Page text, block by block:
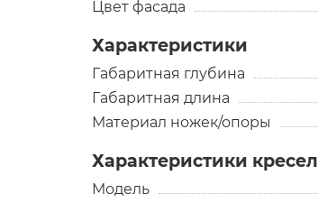
Цвет фасада
Характеристики
Габаритная глубина
Габаритная длина
Материал ножек/опоры
Характеристики кресел
Модель